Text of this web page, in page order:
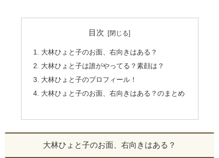
目次
大林ひょと子のお面、右向きはある？
大林ひょと子は誰がやってる？素顔は？
大林ひょと子のプロフィール！
大林ひょと子のお面、右向きはある？のまとめ
大林ひょと子のお面、右向きはある？